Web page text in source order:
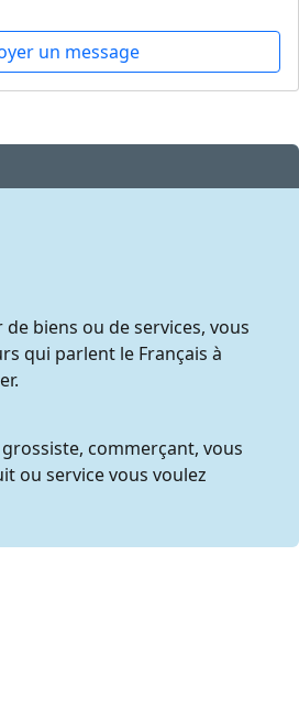
un message
biens ou de services, vous
qui parlent le Français à
commerçant, vous
ou service vous voulez